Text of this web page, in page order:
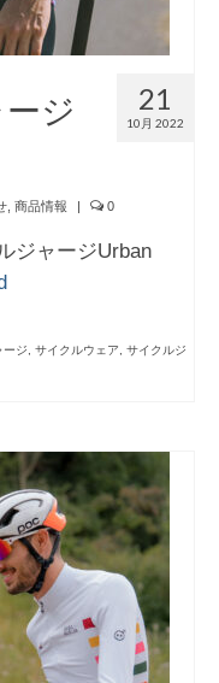
21
10月 2022
ージ
商品情報 | 0
ジャージUrban
ージ サイクルウェア
サイクルジ